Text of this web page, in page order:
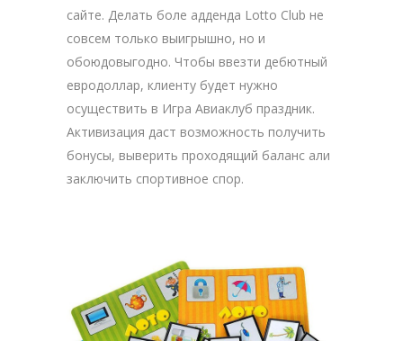
сайте. Делать боле адденда Lotto Club не
совсем только выигрышно, но и
обоюдовыгодно. Чтобы ввезти дебютный
евродоллар, клиенту будет нужно
осуществить в Игра Авиаклуб праздник.
Активизация даст возможность получить
бонусы, выверить проходящий баланс али
заключить спортивное спор.